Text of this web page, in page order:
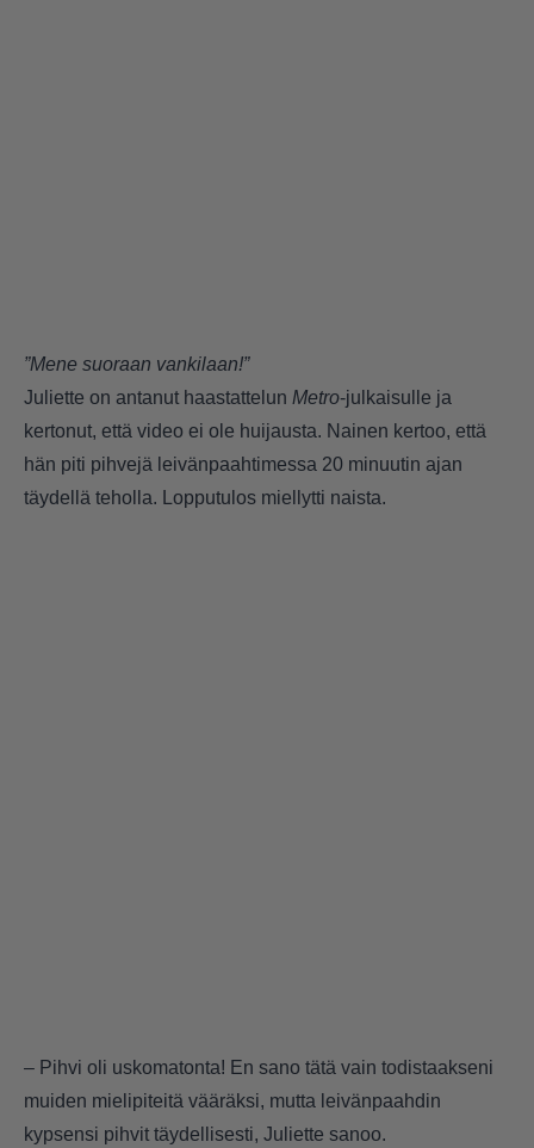
”Mene suoraan vankilaan!”
Juliette on antanut haastattelun Metro-julkaisulle ja
kertonut, että video ei ole huijausta. Nainen kertoo, että
hän piti pihvejä leivänpaahtimessa 20 minuutin ajan
täydellä teholla. Lopputulos miellytti naista.
– Pihvi oli uskomatonta! En sano tätä vain todistaakseni
muiden mielipiteitä vääräksi, mutta leivänpaahdin
kypsensi pihvit täydellisesti, Juliette sanoo.